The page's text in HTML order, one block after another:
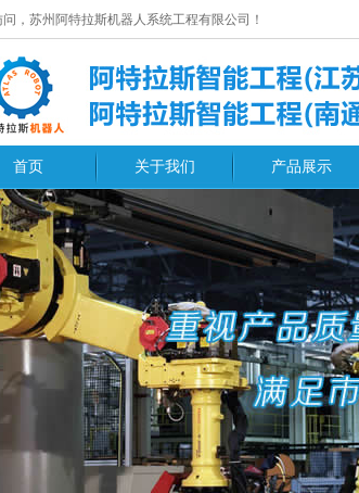
，苏州阿特拉斯机器人系统工程有限公司！
首页 关于我们 产品展示